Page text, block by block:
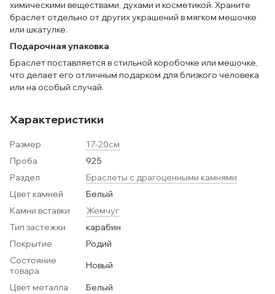
химическими веществами, духами и косметикой. Храните
браслет отдельно от других украшений в мягком мешочке
или шкатулке.
Подарочная упаковка
Браслет поставляется в стильной коробочке или мешочке,
что делает его отличным подарком для близкого человека
или на особый случай.
Характеристики
Размер
17-20см
Проба
925
Раздел
Браслеты с драгоценными камнями
Цвет камней
Белый
Камни вставки
Жемчуг
Тип застежки
карабин
Покрытие
Родий
Состояние
товара
Новый
Цвет металла
Белый